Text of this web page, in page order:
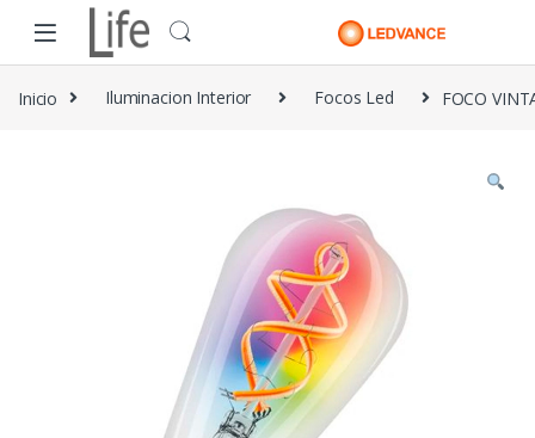
Skip to navigation
Skip to content
Inicio Iluminacion Interior Focos Led FOCO